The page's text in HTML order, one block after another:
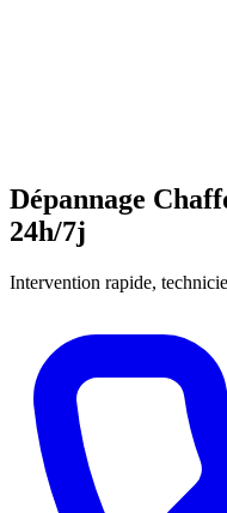
Dépannage
24h/7j
Intervention rapide,